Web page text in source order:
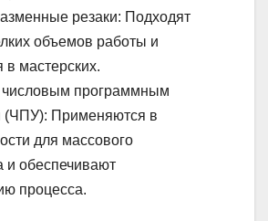
резаки: Подходят
объемов работы и
в мастерских.
программным
(ЧПУ): Применяются в
для массового
и обеспечивают
процесса.